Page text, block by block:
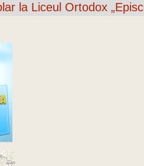
la Liceul Ortodox